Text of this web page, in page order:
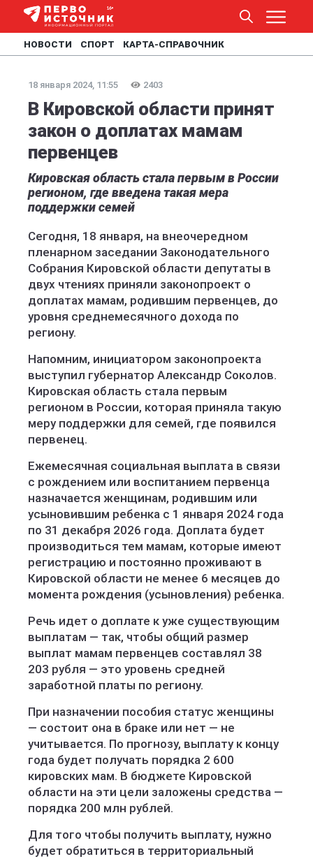
НОВОСТИ СПОРТ КАРТА-СПРАВОЧНИК
18 января 2024, 11:55 2403
В Кировской области принят
закон о доплатах мамам
первенцев
Кировская область стала первым в России
регионом, где введена такая мера
поддержки семей
Сегодня, 18 января, на внеочередном
пленарном заседании Законодательного
Собрания Кировской области депутаты в
двух чтениях приняли законопроект о
доплатах мамам, родившим первенцев, до
уровня среднемесячного дохода по
региону.
Напомним, инициатором законопроекта
выступил губернатор Александр Соколов.
Кировская область стала первым
регионом в России, которая приняла такую
меру поддержки для семей, где появился
первенец.
Ежемесячная социальная выплата в связи
с рождением или воспитанием первенца
назначается женщинам, родившим или
усыновившим ребенка с 1 января 2024 года
по 31 декабря 2026 года. Доплата будет
производиться тем мамам, которые имеют
регистрацию и постоянно проживают в
Кировской области не менее 6 месяцев до
момента рождения (усыновления) ребенка.
Речь идет о доплате к уже существующим
выплатам — так, чтобы общий размер
выплат мамам первенцев составлял 38
203 рубля — это уровень средней
заработной платы по региону.
При назначении пособия статус женщины
— состоит она в браке или нет — не
учитывается. По прогнозу, выплату к концу
года будет получать порядка 2 600
кировских мам. В бюджете Кировской
области на эти цели заложены средства —
порядка 200 млн рублей.
Для того чтобы получить выплату, нужно
будет обратиться в территориальный